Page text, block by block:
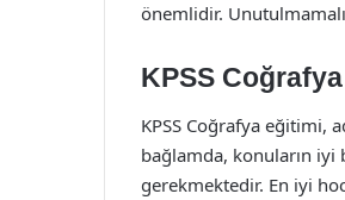
önemlidir.
KPSS
KPSS Coğrafya eğitimi,
bağlamda, konuların iyi
gerekmektedir. En iyi